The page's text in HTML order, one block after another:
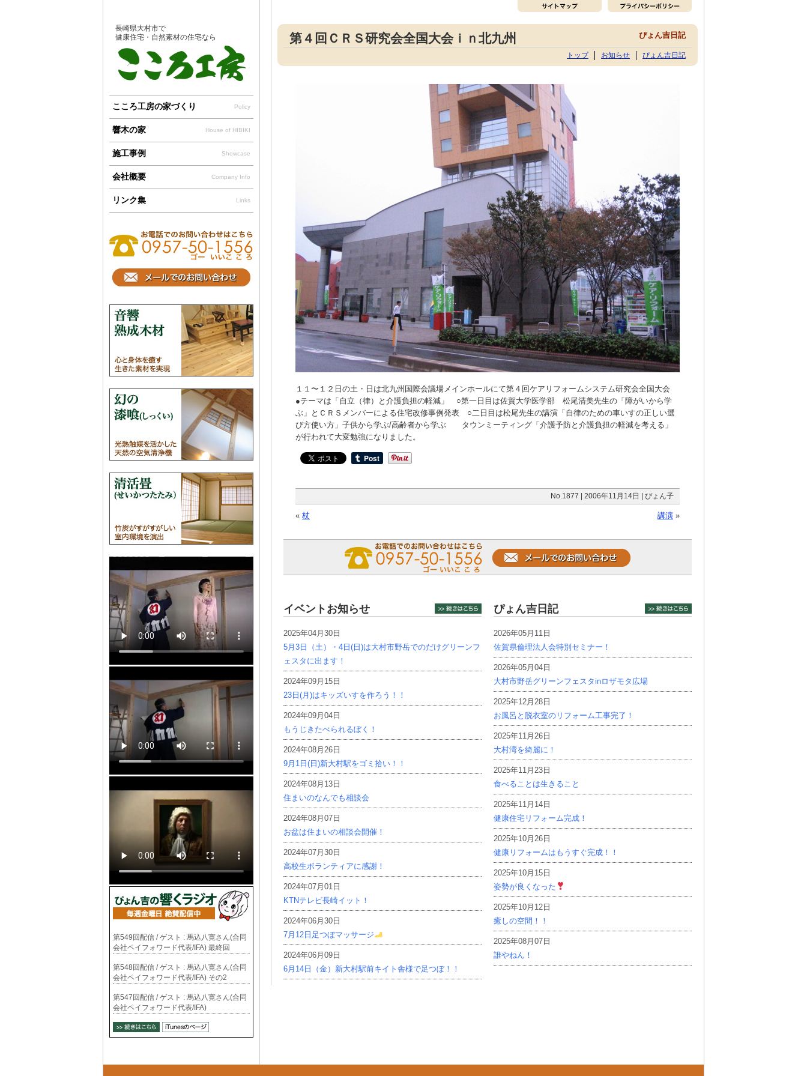
第４回ＣＲＳ研究会全国大会ｉｎ北九州 ぴょん吉日記
トップ お知らせ ぴょん吉日記
１１〜１２日の土・日は北九州国際会議場メインホールにて第４回ケアリフォームシステム研究会全国大会
●テーマは「自立（律）と介護負担の軽減」 ○第一日目は佐賀大学医学部 松尾清美先生の「障がいから学
ぶ」とＣＲＳメンバーによる住宅改修事例発表 ○二日目は松尾先生の講演「自律のための車いすの正しい選
び方使い方」子供から学ぶ/高齢者から学ぶ タウンミーティング「介護予防と介護負担の軽減を考える」
が行われて大変勉強になりました。
No.1877 | 2006年11月14日 | ぴょん子
« 杖 講演 »
イベントお知らせ
2025年04月30日
5月3日（土）・4日(日)は大村市野岳でのだけグリーンフ
ェスタに出ます！
2024年09月15日
23日(月)はキッズいすを作ろう！！
2024年09月04日
もうじきたべられるぼく！
2024年08月26日
9月1日(日)新大村駅をゴミ拾い！！
2024年08月13日
住まいのなんでも相談会
2024年08月07日
お盆は住まいの相談会開催！
2024年07月30日
高校生ボランティアに感謝！
2024年07月01日
KTNテレビ長崎イット！
2024年06月30日
7月12日足つぼマッサージ
2024年06月09日
6月14日（金）新大村駅前キイト舎様で足つぼ！！
ぴょん吉日記
2026年05月11日
佐賀県倫理法人会特別セミナー！
2026年05月04日
大村市野岳グリーンフェスタinロザモタ広場
2025年12月28日
お風呂と脱衣室のリフォーム工事完了！
2025年11月26日
大村湾を綺麗に！
2025年11月23日
食べることは生きること
2025年11月14日
健康住宅リフォーム完成！
2025年10月26日
健康リフォームはもうすぐ完成！！
2025年10月15日
姿勢が良くなった
2025年10月12日
癒しの空間！！
2025年08月07日
誰やねん！
長崎県大村市で
健康住宅・自然素材の住宅なら
こころ工房の家づくり Policy
響木の家 House of HIBIKI
施工事例 Showcase
会社概要 Company Info
リンク集 Links
第549回配信 / ゲスト : 馬込八寛さん(合同
会社ペイフォワード代表/IFA) 最終回
第548回配信 / ゲスト : 馬込八寛さん(合同
会社ペイフォワード代表/IFA) その2
第547回配信 / ゲスト : 馬込八寛さん(合同
会社ペイフォワード代表/IFA)